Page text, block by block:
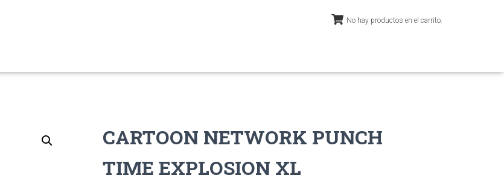
No hay productos en el carrito.
CARTOON NETWORK PUNCH
TIME EXPLOSION XL